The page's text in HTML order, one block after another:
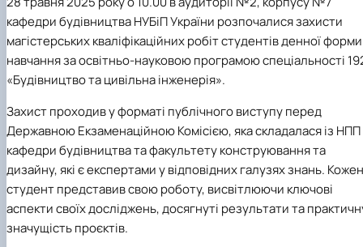
кафедри будівництва НУБіП України розпочалися захисти
магістерських кваліфікаційних робіт студентів денної форми
навчання за освітньо-науковою програмою спеціальності
«Будівництво та цивільна інженерія».
Захист проходив у форматі публічного виступу перед
Державною Екзаменаційною Комісією, яка складалася із НПП
кафедри будівництва та факультету конструювання та
дизайну, які є експертами у відповідних галузях знань. Кожен
студент представив свою роботу, висвітлюючи ключові
аспекти своїх досліджень, досягнуті результати та
значущість проєктів.